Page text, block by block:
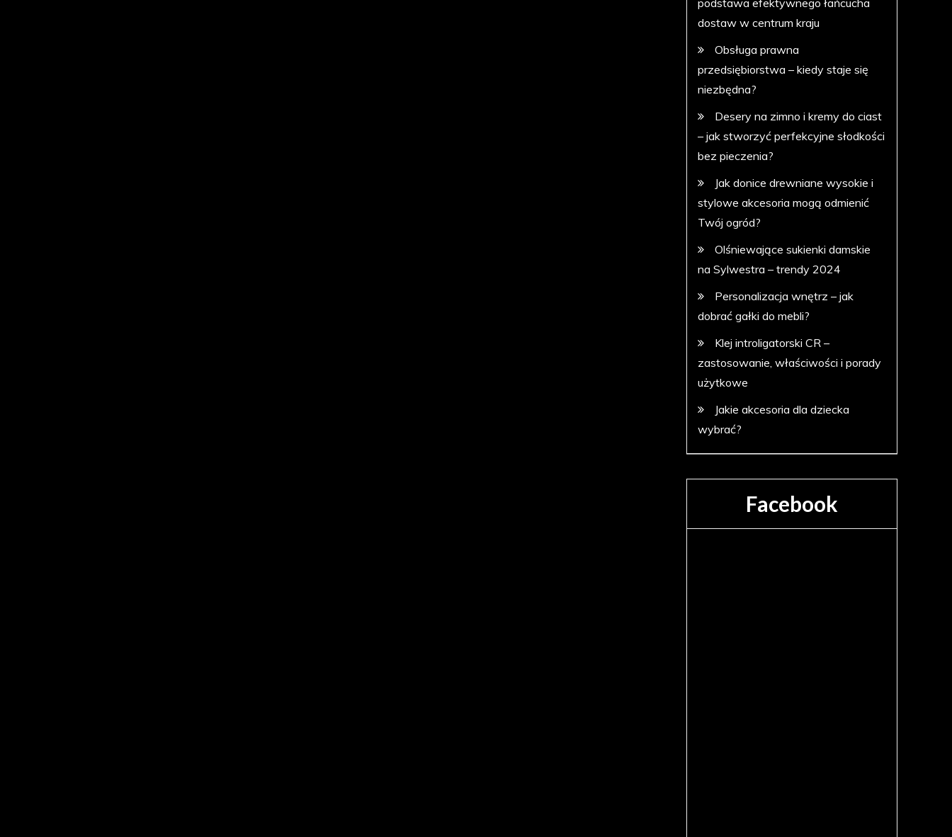
podstawa efektywnego łańcucha
dostaw w centrum kraju
Obsługa prawna
przedsiębiorstwa – kiedy staje się
niezbędna?
Desery na zimno i kremy do ciast
– jak stworzyć perfekcyjne słodkości
bez pieczenia?
Jak donice drewniane wysokie i
stylowe akcesoria mogą odmienić
Twój ogród?
Olśniewające sukienki damskie
na Sylwestra – trendy 2024
Personalizacja wnętrz – jak
dobrać gałki do mebli?
Klej introligatorski CR –
zastosowanie, właściwości i porady
użytkowe
Jakie akcesoria dla dziecka
wybrać?
Facebook